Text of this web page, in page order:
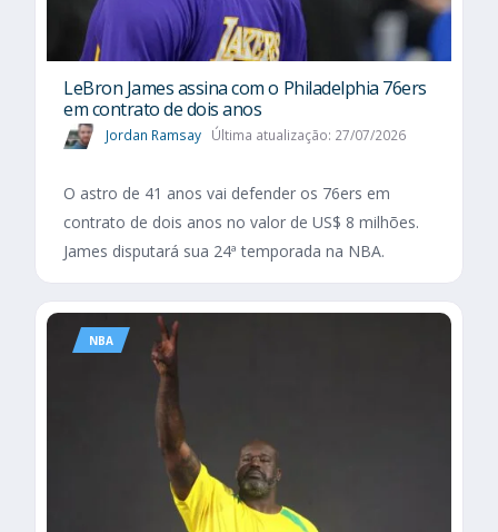
LeBron James assina com o Philadelphia 76ers
em contrato de dois anos
Jordan Ramsay Última atualização: 27/07/2026
O astro de 41 anos vai defender os 76ers em
contrato de dois anos no valor de US$ 8 milhões.
James disputará sua 24ª temporada na NBA.
NBA